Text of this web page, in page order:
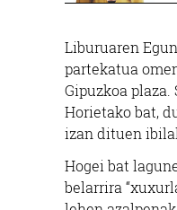
Liburuaren
partekatua
Gipuzkoa
Horietako bat,
izan dituen
Hogei bat
belarrira